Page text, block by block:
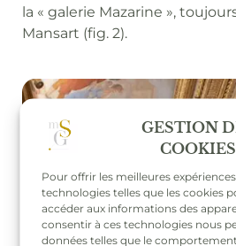
GESTION
COOKIES
Pour offrir les meilleures
technologies telles que les cookies
accéder aux informations des
consentir à ces technologies nous
données telles que le
la « galerie Mazarine »,
Mansart (fig. 2).